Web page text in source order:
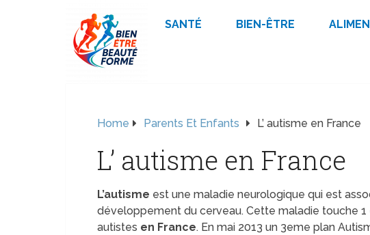
SANTÉ BIEN-ÊTRE
Home Parents Et Enfants L’ autisme en France
L’ autisme en France
L’autisme est une maladie neurologique qui est
développement du cerveau. Cette maladie touche
autistes en France. En mai 2013 un 3eme plan